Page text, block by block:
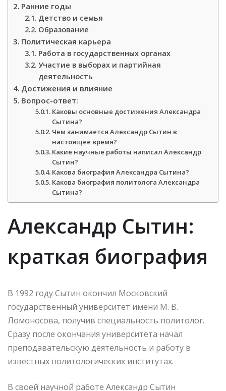
Ранние годы
Детство и семья
Образование
Политическая карьера
Работа в государственных органах
Участие в выборах и партийная
деятельность
Достижения и влияние
Вопрос-ответ:
Каковы основные достижения Александра
Сытина?
Чем занимается Александр Сытин в
настоящее время?
Какие научные работы написал Александр
Сытин?
Какова биография Александра Сытина?
Какова биография политолога Александра
Сытина?
Александр Сытин:
краткая биография
В 1992 году Сытин окончил Московский
государственный университет имени М. В.
Ломоносова, получив специальность политолог.
Сразу после окончания университета начал
преподавательскую деятельность и работу в
известных политологических институтах.
В своей научной работе Александр Сытин